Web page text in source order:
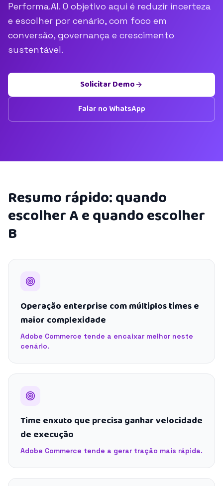
Performa.AI. O objetivo aqui é reduzir incerteza
e escolher por cenário, com foco em
conversão, governança e crescimento
sustentável.
Solicitar Demo
Falar no WhatsApp
Resumo rápido: quando
escolher A e quando escolher
B
Operação enterprise com múltiplos times e
maior complexidade
Adobe Commerce tende a encaixar melhor neste
cenário.
Time enxuto que precisa ganhar velocidade
de execução
Adobe Commerce tende a gerar tração mais rápida.